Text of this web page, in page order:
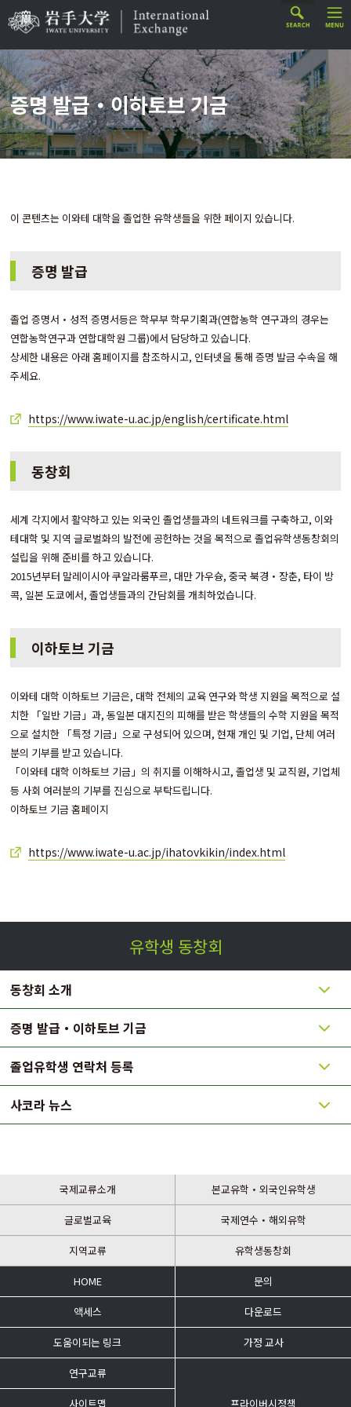
증명 발급・이하토브 기금
이 콘텐츠는 이와테 대학을 졸업한 유학생들을 위한 페이지 있습니다.
증명 발급
졸업 증명서・성적 증명서등은 학무부 학무기획과(연합농학 연구과의 경우는
연합농학연구과 연합대학원 그룹)에서 담당하고 있습니다.
상세한 내용은 아래 홈페이지를 참조하시고, 인터넷을 통해 증명 발금 수속을 해
주세요.
https://www.iwate-u.ac.jp/english/certificate.html
동창회
세계 각지에서 활약하고 있는 외국인 졸업생들과의 네트워크를 구축하고, 이와
테대학 및 지역 글로벌화의 발전에 공헌하는 것을 목적으로 졸업유학생동창회의
설립을 위해 준비를 하고 있습니다.
2015년부터 말레이시아 쿠알라룸푸르, 대만 가우슝, 중국 북경・장춘, 타이 방
콕, 일본 도쿄에서, 졸업생들과의 간담회를 개최하었습니다.
이하토브 기금
이와테 대학 이하토브 기금은, 대학 전체의 교육 연구와 학생 지원을 목적으로 설
치한 「일반 기금」과, 동일본 대지진의 피해를 받은 학생들의 수학 지원을 목적
으로 설치한 「특정 기금」으로 구성되어 있으며, 현재 개인 및 기업, 단체 여러
분의 기부를 받고 있습니다.
「이와테 대학 이하토브 기금」의 취지를 이해하시고, 졸업생 및 교직원, 기업체
등 사회 여러분의 기부를 진심으로 부탁드립니다.
이하토브 기금 홈페이지
https://www.iwate-u.ac.jp/ihatovkikin/index.html
유학생 동창회
동창회 소개
증명 발급・이하토브 기금
졸업유학생 연락처 등록
사코라 뉴스
국제교류소개 본교유학・외국인유학생
글로벌교육 국제연수・해외유학
지역교류 유학생동창회
HOME 문의
액세스 다운로드
도움이되는 링크 가정 교사
연구교류
사이트맵 프라이버시정책